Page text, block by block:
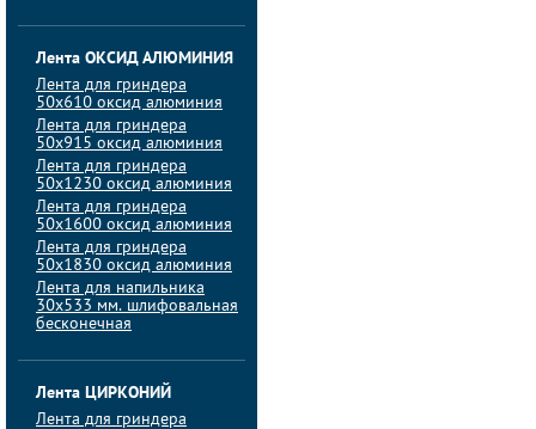
Лента ОКСИД АЛЮМИНИЯ
Лента для гриндера
50х610 оксид алюминия
Лента для гриндера
50х915 оксид алюминия
Лента для гриндера
50х1230 оксид алюминия
Лента для гриндера
50х1600 оксид алюминия
Лента для гриндера
50х1830 оксид алюминия
Лента для напильника
30х533 мм. шлифовальная
бесконечная
Лента ЦИРКОНИЙ
Лента для гриндера